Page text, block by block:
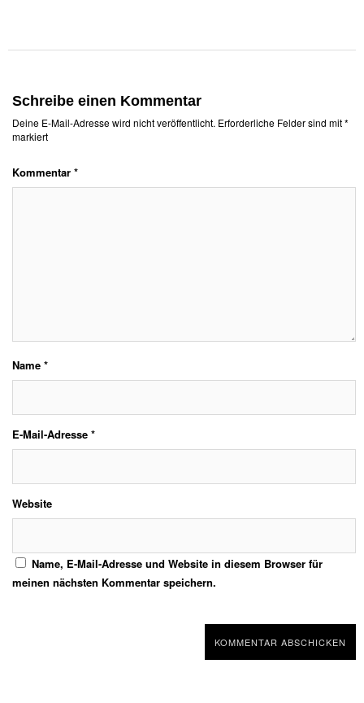
Schreibe einen Kommentar
Deine E-Mail-Adresse wird nicht veröffentlicht. Erforderliche Felder sind mit*
markiert
Kommentar *
Name *
E-Mail-Adresse *
Website
Name, E-Mail-Adresse und Website in diesem Browser für
meinen nächsten Kommentar speichern.